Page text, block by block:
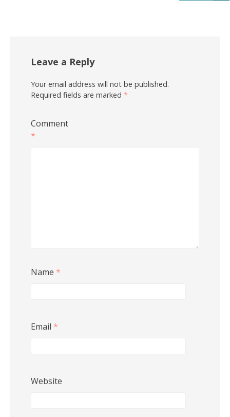
Leave a Reply
Your email address will not be published.
Required fields are marked *
Comment
*
Name *
Email *
Website